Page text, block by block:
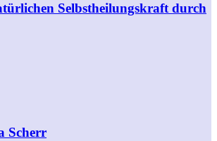
Selbstheilungskraft durch
Scherr